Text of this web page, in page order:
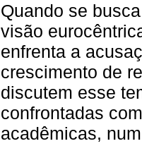
Quando se
visão
enfrenta a
crescimento de
discutem esse
confrontadas
acadêmicas,